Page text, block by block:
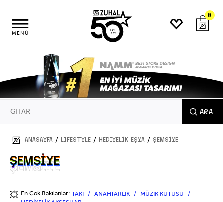
MENÜ
0
ARA
ANASAYFA / LIFESTYLE / HEDİYELİK EŞYA / ŞEMSİYE
ŞEMSİYE
ŞEMSİYE
💥 En Çok Bakılanlar: TAKI ANAHTARLIK
MÜZİK KUTUSU